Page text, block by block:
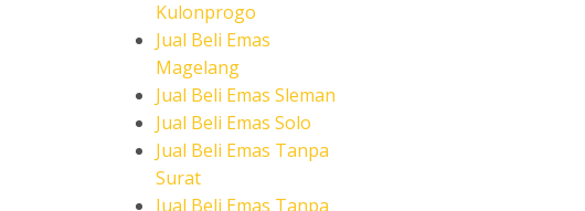
Kulonprogo
Jual Beli Emas
Magelang
Jual Beli Emas Sleman
Jual Beli Emas Solo
Jual Beli Emas Tanpa
Surat
Jual Beli Emas Tanpa